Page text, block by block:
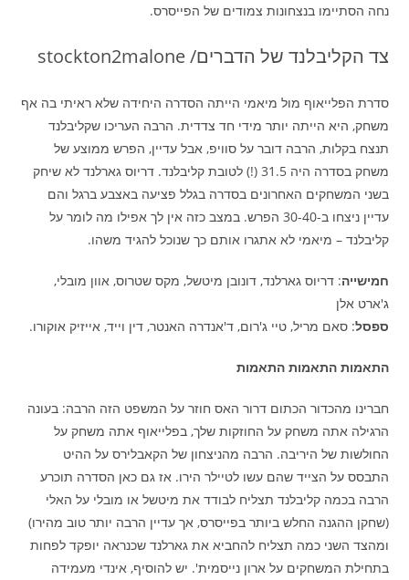
נחה הסתיימו בנצחונות צמודים של הפייסרס.
צד הקליבלנד של הדברים/ stockton2malone
סדרת הפלייאוף מול מיאמי הייתה הסדרה היחידה שלא ראיתי בה אף
משחק, היא הייתה יותר מידי חד צדדית. הרבה העריכו שקליבלנד
תנצח בקלות, הרבה דובר על סוויפ, אבל עדיין, הפרש ממוצע של
משחק בסדרה היה 31.5 (!) לטובת קליבלנד. דריוס גארלנד לא שיחק
בשני המשחקים האחרונים בסדרה בגלל פציעה באצבע ברגל והם
עדיין ניצחו ב-30-40 הפרש. במצב כזה אין לך אפילו מה לומר על
קליבלנד – מיאמי לא אתגרו אותם כך שנוכל להגיד משהו.
חמישייה: דריוס גארלנד, דונובן מיטשל, מקס שטרוס, אוון מובלי,
ג'ארט אלן
ספסל: סאם מריל, טיי ג'רום, ד'אנדרה האנטר, דין וייד, אייזיק אוקורו.
התאמות התאמות התאמות
חברינו מהכדור הכתום דרור האס חוזר על המשפט הזה הרבה: בעונה
הרגילה אתה משחק על החוזקות שלך, בפלייאוף אתה משחק על
החולשות של היריבה. הרבה מהניצחון של הקאבלירס על ההיט
התבסס על הצייד שהם עשו לטיילר הירו. אז גם כאן הסדרה תוכרע
הרבה בכמה קליבלנד תצליח לבודד את מיטשל או מובלי על האלי
(שחקן ההגנה החלש ביותר בפייסרס, אך עדיין הרבה יותר טוב מהירו)
ומהצד השני כמה תצליח להחביא את גארלנד שכנראה יופקד לפחות
בתחילת המשחקים על ארון נייסמית'. יש להוסיף, אינדי מעמידה